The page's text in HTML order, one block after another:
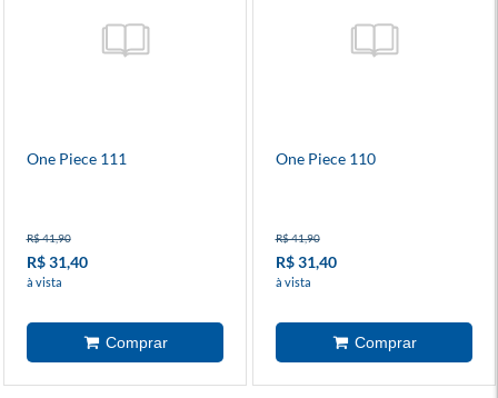
One Piece 111
R$ 41,90
R$ 31,40
à vista
One Piece 110
R$ 41,90
R$ 31,40
à vista